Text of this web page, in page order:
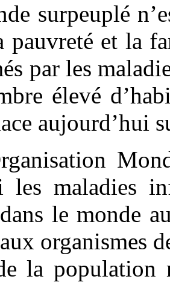
surpeuplé
pauvreté et la
par les
élevé
aujourd’hui
les maladies
le monde
organismes
la population